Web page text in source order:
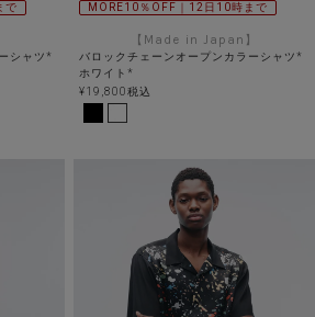
で
シャツ*
MORE10％OFF｜12日10時まで
【Made in Japan】
バロックチェーンオープンカラーシャツ*
ホワイト*
¥19,800税込